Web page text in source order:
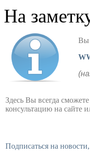
На
Вы
Здесь Вы всегда
консультацию на сайте
Подписаться на